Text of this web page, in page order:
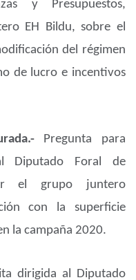
y Presupuestos,
EH Bildu, sobre el
del régimen
de lucro e incentivos
Pregunta para
Diputado Foral de
el grupo juntero
con la superficie
la campaña 2020.
dirigida al Diputado